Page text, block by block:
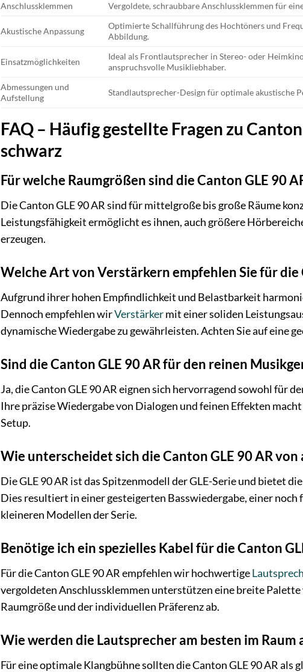
Anschlussklemmen
Vergoldete, schraubbare Anschlussklemmen für
Akustische Anpassung
Optimierte Schallführung des Hochtöners und
Abbildung.
Einsatzmöglichkeiten
Ideal als Frontlautsprecher in Stereo- oder
anspruchsvolle Musikliebhaber.
Abmessungen und
Aufstellung
Standlautsprecher-Design für optimale akustische
FAQ – Häufig gestellte Fragen zu
schwarz
Für welche Raumgrößen sind die Canton GLE 90
Die Canton GLE 90 AR sind für mittelgroße bis große Räume
Leistungsfähigkeit ermöglicht es ihnen, auch größere
erzeugen.
Welche Art von Verstärkern empfehlen Sie für die
Aufgrund ihrer hohen Empfindlichkeit und Belastbarkeit
Dennoch empfehlen wirVerstärkermit einer soliden
dynamische Wiedergabe zu gewährleisten. Achten Sie auf eine
Sind die Canton GLE 90 AR für den reinen
Ja, die Canton GLE 90 AR eignen sich hervorragend sowohl für
Ihre präzise Wiedergabe von Dialogen und feinen Effekten
Setup.
Wie unterscheidet sich die Canton GLE 90 AR
Die GLE 90 AR ist das Spitzenmodell der GLE-Serie und bietet
Dies resultiert in einer gesteigerten Basswiedergabe, einer
kleineren Modellen der Serie.
Benötige ich ein spezielles Kabel für die Canton
Für die Canton GLE 90 AR empfehlen wir hochwertige
vergoldeten Anschlussklemmen unterstützen eine breite
Raumgröße und der individuellen Präferenz ab.
Wie werden die Lautsprecher am besten im Raum
Für eine optimale Klangbühne sollten die Canton GLE 90 AR